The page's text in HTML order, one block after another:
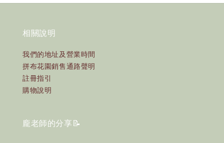
相關說明
我們的地址及營業時間
拼布花園銷售通路聲明
註冊指引
購物說明
龐老師的分享📝